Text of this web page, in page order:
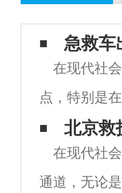
急救车
在现代社
点，特别是
得重要。在
救车的需求
应运而生。
北京救
在现代社
通道，无论